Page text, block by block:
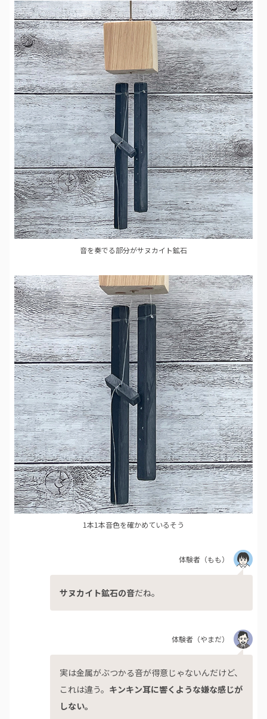
音を奏でる部分がサヌカイト鉱石
1本1本音色を確かめているそう
体験者 （もも）
サヌカイト鉱石の音だね。
体験者 （やまだ）
実は金属がぶつかる音が得意じゃないんだけど、
これは違う。 キンキン耳に響くような嫌な感じが
しない。